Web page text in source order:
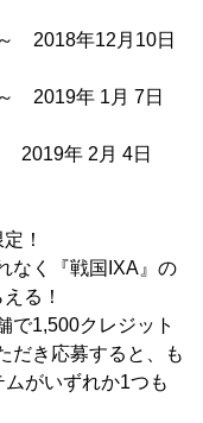
2018年12月10日
2019年 1月 7日
2019年 2月 4日
！
なく『戦国IXA』の
る！
で1,500クレジット
だき応募すると、も
がいずれか1つも